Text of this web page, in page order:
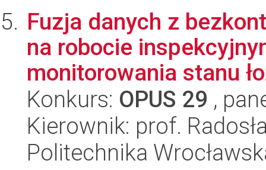
Fuzja danych z
na robocie
monitorowania stanu
Konkurs: OPUS 29 ,
Kierownik: prof.
Politechnika